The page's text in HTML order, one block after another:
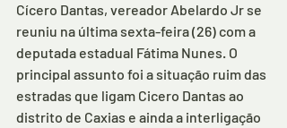
Cícero Dantas, vereador Abelardo Jr se
reuniu na última sexta-feira (26) com a
deputada estadual Fátima Nunes. O
principal assunto foi a situação ruim das
estradas que ligam Cicero Dantas ao
distrito de Caxias e ainda a interligação